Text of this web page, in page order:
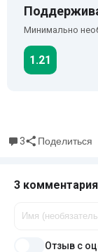
Минимально
1.21
3 Поделиться
3 комментария
Отзыв с